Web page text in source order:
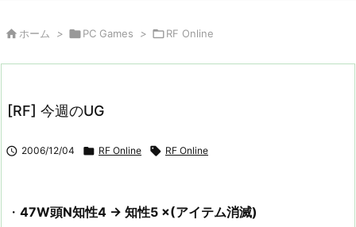
 ホーム > PC Games > RF Online
[RF] 今週のUG
 2006/12/04  RF Online  RF Online
・ 47W頭N知性4 → 知性5 ×(アイテム消滅)